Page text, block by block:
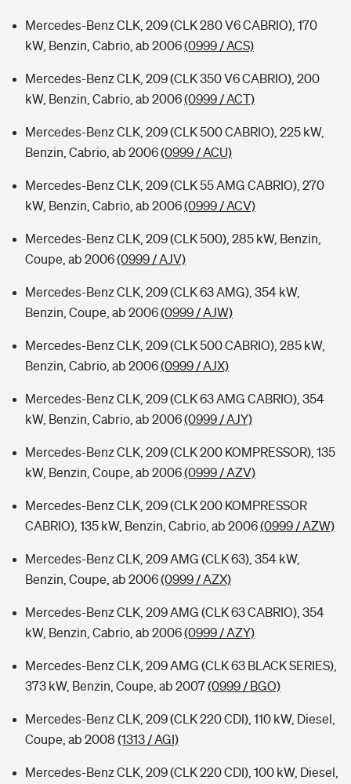
Mercedes-Benz CLK, 209 (CLK 280 V6 CABRIO), 170
kW, Benzin, Cabrio, ab 2006(0999 / ACS)
Mercedes-Benz CLK, 209 (CLK 350 V6 CABRIO), 200
kW, Benzin, Cabrio, ab 2006(0999 / ACT)
Mercedes-Benz CLK, 209 (CLK 500 CABRIO), 225 kW,
Benzin, Cabrio, ab 2006(0999 / ACU)
Mercedes-Benz CLK, 209 (CLK 55 AMG CABRIO), 270
kW, Benzin, Cabrio, ab 2006(0999 / ACV)
Mercedes-Benz CLK, 209 (CLK 500), 285 kW, Benzin,
Coupe, ab 2006(0999 / AJV)
Mercedes-Benz CLK, 209 (CLK 63 AMG), 354 kW,
Benzin, Coupe, ab 2006(0999 / AJW)
Mercedes-Benz CLK, 209 (CLK 500 CABRIO), 285 kW,
Benzin, Cabrio, ab 2006(0999 / AJX)
Mercedes-Benz CLK, 209 (CLK 63 AMG CABRIO), 354
kW, Benzin, Cabrio, ab 2006(0999 / AJY)
Mercedes-Benz CLK, 209 (CLK 200 KOMPRESSOR), 135
kW, Benzin, Coupe, ab 2006(0999 / AZV)
Mercedes-Benz CLK, 209 (CLK 200 KOMPRESSOR
CABRIO), 135 kW, Benzin, Cabrio, ab 2006(0999 / AZW)
Mercedes-Benz CLK, 209 AMG (CLK 63), 354 kW,
Benzin, Coupe, ab 2006(0999 / AZX)
Mercedes-Benz CLK, 209 AMG (CLK 63 CABRIO), 354
kW, Benzin, Cabrio, ab 2006(0999 / AZY)
Mercedes-Benz CLK, 209 AMG (CLK 63 BLACK SERIES),
373 kW, Benzin, Coupe, ab 2007(0999 / BGO)
Mercedes-Benz CLK, 209 (CLK 220 CDI), 110 kW, Diesel,
Coupe, ab 2008 (1313 / AGI)
Mercedes-Benz CLK, 209 (CLK 220 CDI), 100 kW, Diesel,